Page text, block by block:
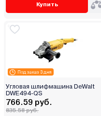
Купить
Под заказ 3 дня
Угловая шлифмашина DeWalt
DWE494-QS
766.59 руб.
835.58 руб.